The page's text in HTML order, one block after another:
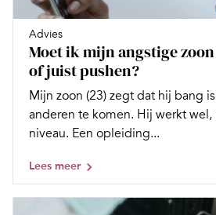
Advies
Moet ik mijn angstige
of juist pushen?
Mijn zoon (23) zegt dat hij bang
anderen te komen. Hij werkt wel,
niveau. Een opleiding...
Lees meer